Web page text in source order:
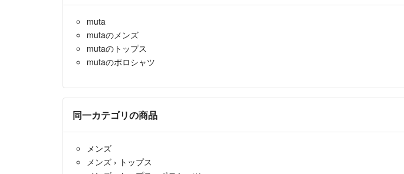
muta
mutaのメンズ
mutaのトップス
mutaのポロシャツ
同一カテゴリの商品
メンズ
メンズ › トップス